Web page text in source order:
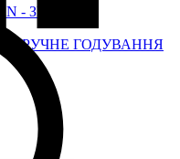
- ЗРУЧНЕ ГОДУВАННЯ